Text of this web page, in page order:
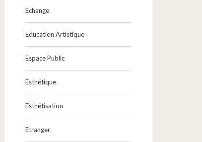
Echange
Education Artistique
Espace Public
Esthétique
Esthétisation
Etranger